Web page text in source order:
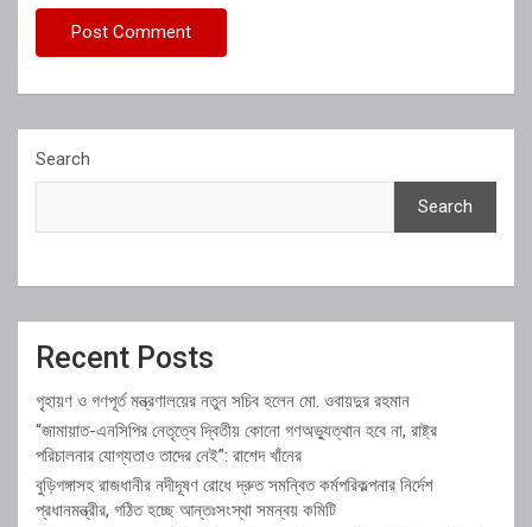
Search
Search
Recent Posts
গৃহায়ণ ও গণপূর্ত মন্ত্রণালয়ের নতুন সচিব হলেন মো. ওবায়দুর রহমান
“জামায়াত-এনসিপির নেতৃত্বে দ্বিতীয় কোনো গণঅভ্যুত্থান হবে না, রাষ্ট্র
পরিচালনার যোগ্যতাও তাদের নেই”: রাশেদ খাঁনের
বুড়িগঙ্গাসহ রাজধানীর নদীদূষণ রোধে দ্রুত সমন্বিত কর্মপরিকল্পনার নির্দেশ
প্রধানমন্ত্রীর, গঠিত হচ্ছে আন্তঃসংস্থা সমন্বয় কমিটি